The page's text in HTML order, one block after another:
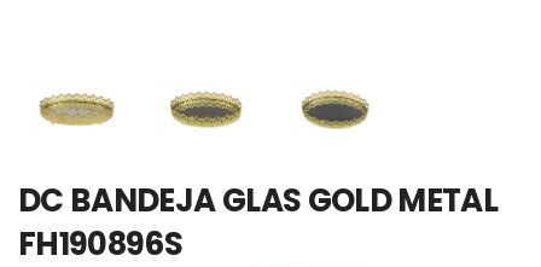
DC BANDEJA GLAS GOLD METAL
FH190896S